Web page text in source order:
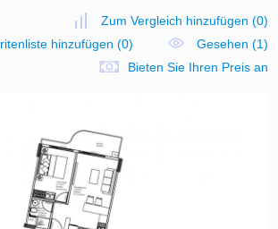
Zum Vergleich hinzufügen (0)
hinzufügen (0)
Gesehen (1)
Bieten Sie Ihren Preis an